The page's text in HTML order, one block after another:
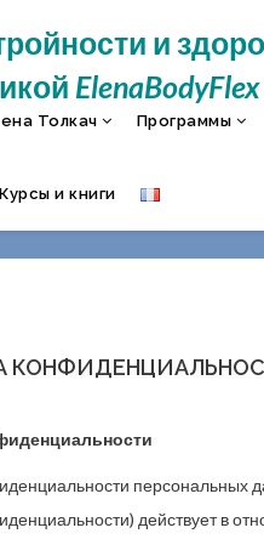
и
ElenaBodyFlex
Толкач Программы
Курсы и книги
ПОЛИТИКА
персональных
действует в